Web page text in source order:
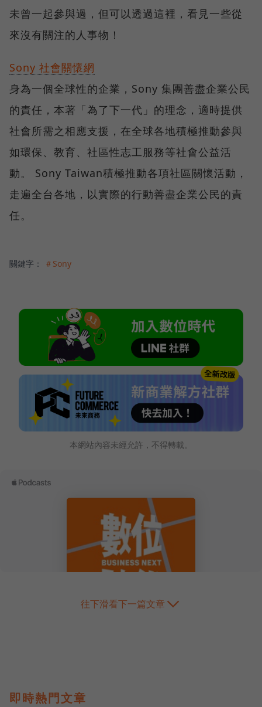
未曾一起參與過，但可以透過這裡，看見一些從
來沒有關注的人事物！
Sony 社會關懷網
身為一個全球性的企業，Sony 集團善盡企業公民
的責任，本著「為了下一代」的理念，適時提供
社會所需之相應支援，在全球各地積極推動參與
如環保、教育、社區性志工服務等社會公益活
動。 Sony Taiwan積極推動各項社區關懷活動，
走遍全台各地，以實際的行動善盡企業公民的責
任。
關鍵字： ＃Sony
本網站內容未經允許，不得轉載。
往下滑看下一篇文章
即時熱門文章